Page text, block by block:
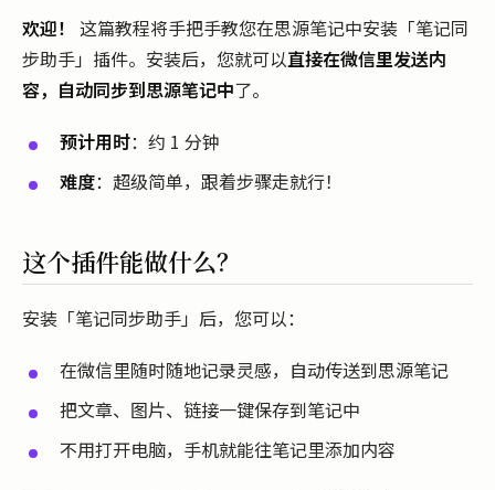
欢迎！ 这篇教程将手把手教您在思源笔记中安装「笔记同
步助手」插件。安装后，您就可以直接在微信里发送内
容，自动同步到思源笔记中了。
预计用时：约 1 分钟
难度：超级简单，跟着步骤走就行！
这个插件能做什么？
安装「笔记同步助手」后，您可以：
在微信里随时随地记录灵感，自动传送到思源笔记
把文章、图片、链接一键保存到笔记中
不用打开电脑，手机就能往笔记里添加内容